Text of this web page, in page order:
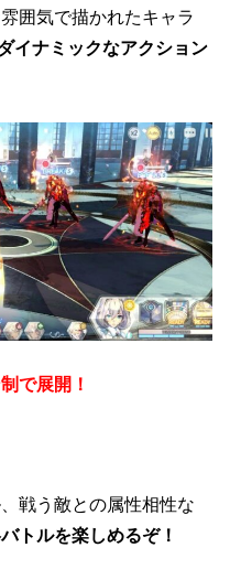
囲気で描かれたキャラ
イナミックなアクション
で展開！
戦う敵との属性相性な
トルを楽しめるぞ！